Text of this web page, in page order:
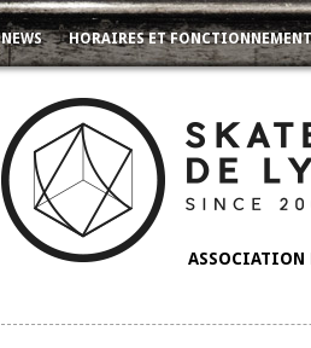
NEWS HORAIRES ET FONCTIONNEMENT
ASSOCIATION